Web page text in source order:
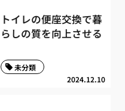
トイレの便座交換で暮
らしの質を向上させる
2024.12.10
未分類